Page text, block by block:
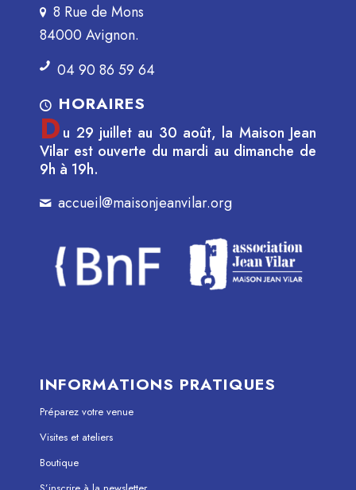
8 Rue de Mons
84000 Avignon.
04 90 86 59 64
HORAIRES
Du 29 juillet au 30 août, la Maison Jean
Vilar est ouverte du mardi au dimanche de
9h à 19h.
accueil@maisonjeanvilar.org
INFORMATIONS PRATIQUES
Préparez votre venue
Visites et ateliers
Boutique